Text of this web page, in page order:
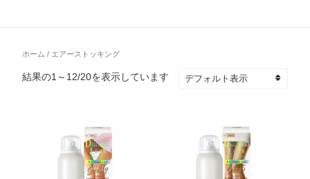
ホーム / エアーストッキング
結果の1～12/20を表示しています